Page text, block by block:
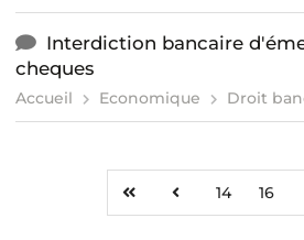
Interdiction bancaire
cheques
Accueil Economique Droit
14 16